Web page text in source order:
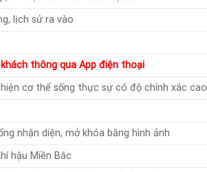
lịch sử ra vào
thông qua App điện thoại
cơ thể sống thực sự có độ chính xác cao
nhận diện, mở khóa bằng hình ảnh
hậu Miền Bắc